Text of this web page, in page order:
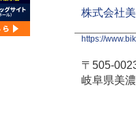
株式会社
https://
〒505-
岐阜県美